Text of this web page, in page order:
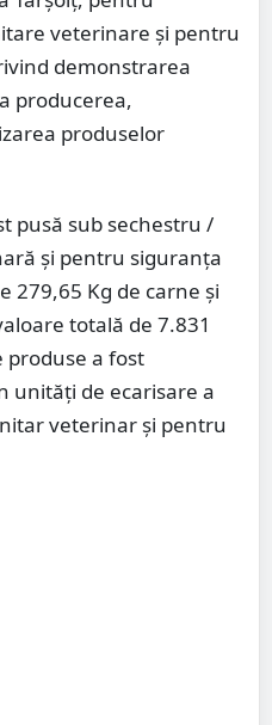
veterinare și pentru
demonstrarea
producerea,
produselor
pusă sub sechestru /
și pentru siguranța
279,65 Kg de carne și
totală de 7.831
a fost
unități de ecarisare a
veterinar și pentru